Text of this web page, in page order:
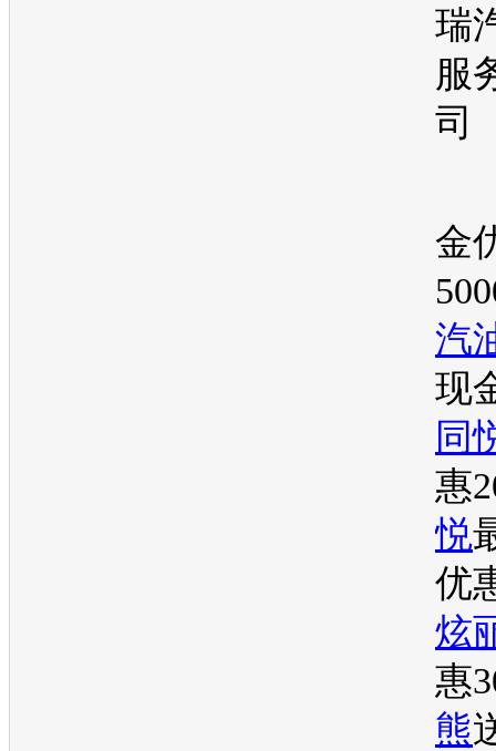
瑞
服
司
金
汽
现
同
惠
悦
优
炫
惠
熊